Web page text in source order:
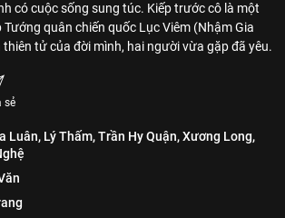
có cuộc sống sung túc. Kiếp trước cô là một
quân chiến quốc Lục Viêm (Nhậm Gia
tử của đời mình, hai người vừa gặp đã yêu.
sẻ
Luân, Lý Thấm,Trần Hy Quận,Xương Long,